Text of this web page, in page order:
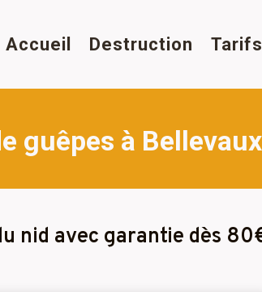
Accueil Destruction Tarifs
guêpes à
nid avec garantie dès